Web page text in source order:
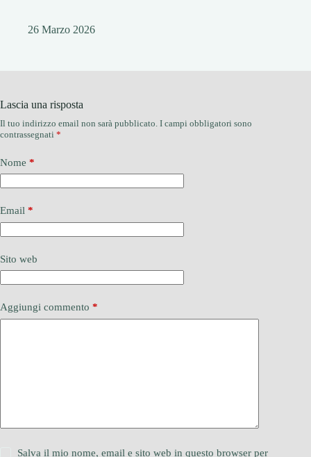
26 Marzo 2026
Lascia una risposta
Il tuo indirizzo email non sarà pubblicato. I campi obbligatori sono
contrassegnati *
Nome *
Email *
Sito web
Aggiungi commento *
Salva il mio nome, email e sito web in questo browser per